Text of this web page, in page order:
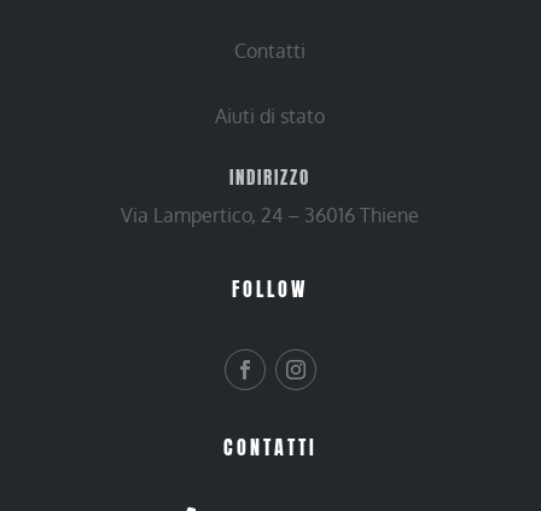
Contatti
Aiuti di stato
INDIRIZZO
Via Lampertico, 24 – 36016 Thiene
FOLLOW
CONTATTI